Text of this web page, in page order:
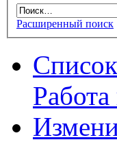
Расширенный поиск